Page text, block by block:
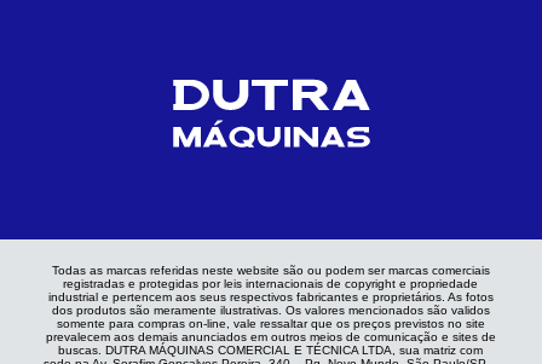
Todas as marcas referidas neste website são ou podem ser marcas comerciais
registradas e protegidas por leis internacionais de copyright e propriedade
industrial e pertencem aos seus respectivos fabricantes e proprietários. As fotos
dos produtos são meramente ilustrativas. Os valores mencionados são validos
somente para compras on-line, vale ressaltar que os preços previstos no site
prevalecem aos demais anunciados em outros meios de comunicação e sites de
buscas. DUTRA MÁQUINAS COMERCIAL E TÉCNICA LTDA, sua matriz com